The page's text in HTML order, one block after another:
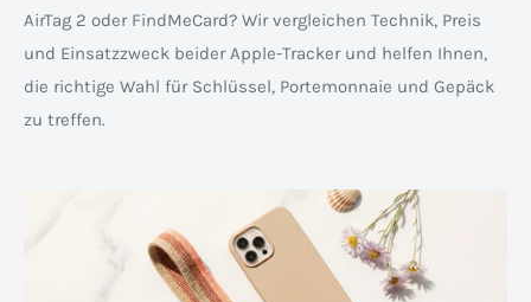
AirTag 2 oder FindMeCard? Wir vergleichen Technik, Preis
und Einsatzzweck beider Apple-Tracker und helfen Ihnen,
die richtige Wahl für Schlüssel, Portemonnaie und Gepäck
zu treffen.